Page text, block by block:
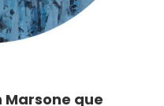
Marsone que